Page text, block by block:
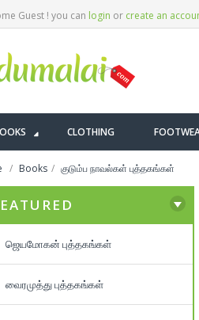
Guest ! you can login or create an
CLOTHING
Books குடும்ப நாவல்கள் புத்தகங்கள்
ஜெயமோகன் புத்தகங்கள்
வைரமுத்து புத்தகங்கள்